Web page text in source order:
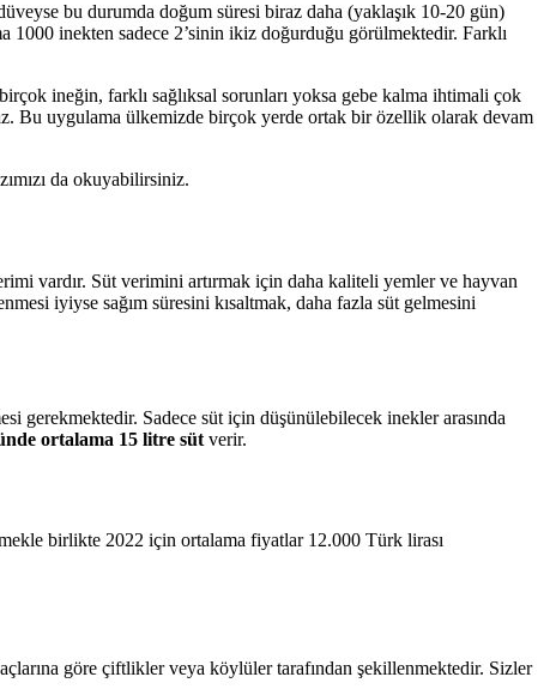
bu durumda doğum süresi biraz daha (yaklaşık 10-20 gün)
inekten sadece 2’sinin ikiz doğurduğu görülmektedir. Farklı
ineğin, farklı sağlıksal sorunları yoksa gebe kalma ihtimali çok
Bu uygulama ülkemizde birçok yerde ortak bir özellik olarak devam
da okuyabilirsiniz.
vardır. Süt verimini artırmak için daha kaliteli yemler ve hayvan
iyiyse sağım süresini kısaltmak, daha fazla süt gelmesini
gerekmektedir. Sadece süt için düşünülebilecek inekler arasında
ortalama 15 litre süt verir.
birlikte 2022 için ortalama fiyatlar 12.000 Türk lirası
göre çiftlikler veya köylüler tarafından şekillenmektedir. Sizler